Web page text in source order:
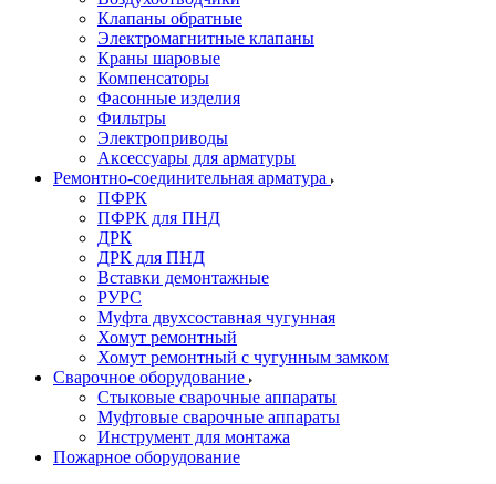
Клапаны обратные
Электромагнитные клапаны
Краны шаровые
Компенсаторы
Фасонные изделия
Фильтры
Электроприводы
Аксессуары для арматуры
Ремонтно-соединительная арматура
ПФРК
ПФРК для ПНД
ДРК
ДРК для ПНД
Вставки демонтажные
РУРС
Муфта двухсоставная чугунная
Хомут ремонтный
Хомут ремонтный с чугунным замком
Сварочное оборудование
Стыковые сварочные аппараты
Муфтовые сварочные аппараты
Инструмент для монтажа
Пожарное оборудование